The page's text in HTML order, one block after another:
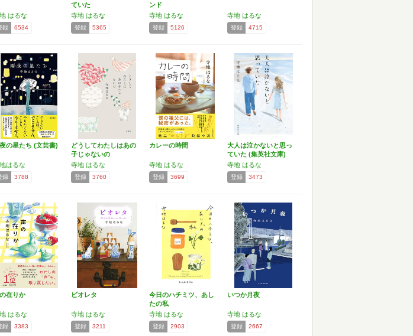
はるな
録 6534
ていた
寺地 はるな
登録 5365
ンド
寺地 はるな
登録 5126
寺地 はるな
登録 4715
の星たち (文芸書)
はるな
録 3788
どうしてわたしはあの
子じゃないの
寺地 はるな
登録 3760
カレーの時間
寺地 はるな
登録 3699
大人は泣かないと思っ
ていた (集英社文庫)
寺地 はるな
登録 3473
在りか
はるな
録 3383
ビオレタ
寺地 はるな
登録 3211
今日のハチミツ、あし
たの私
寺地 はるな
登録 2903
いつか月夜
寺地 はるな
登録 2667